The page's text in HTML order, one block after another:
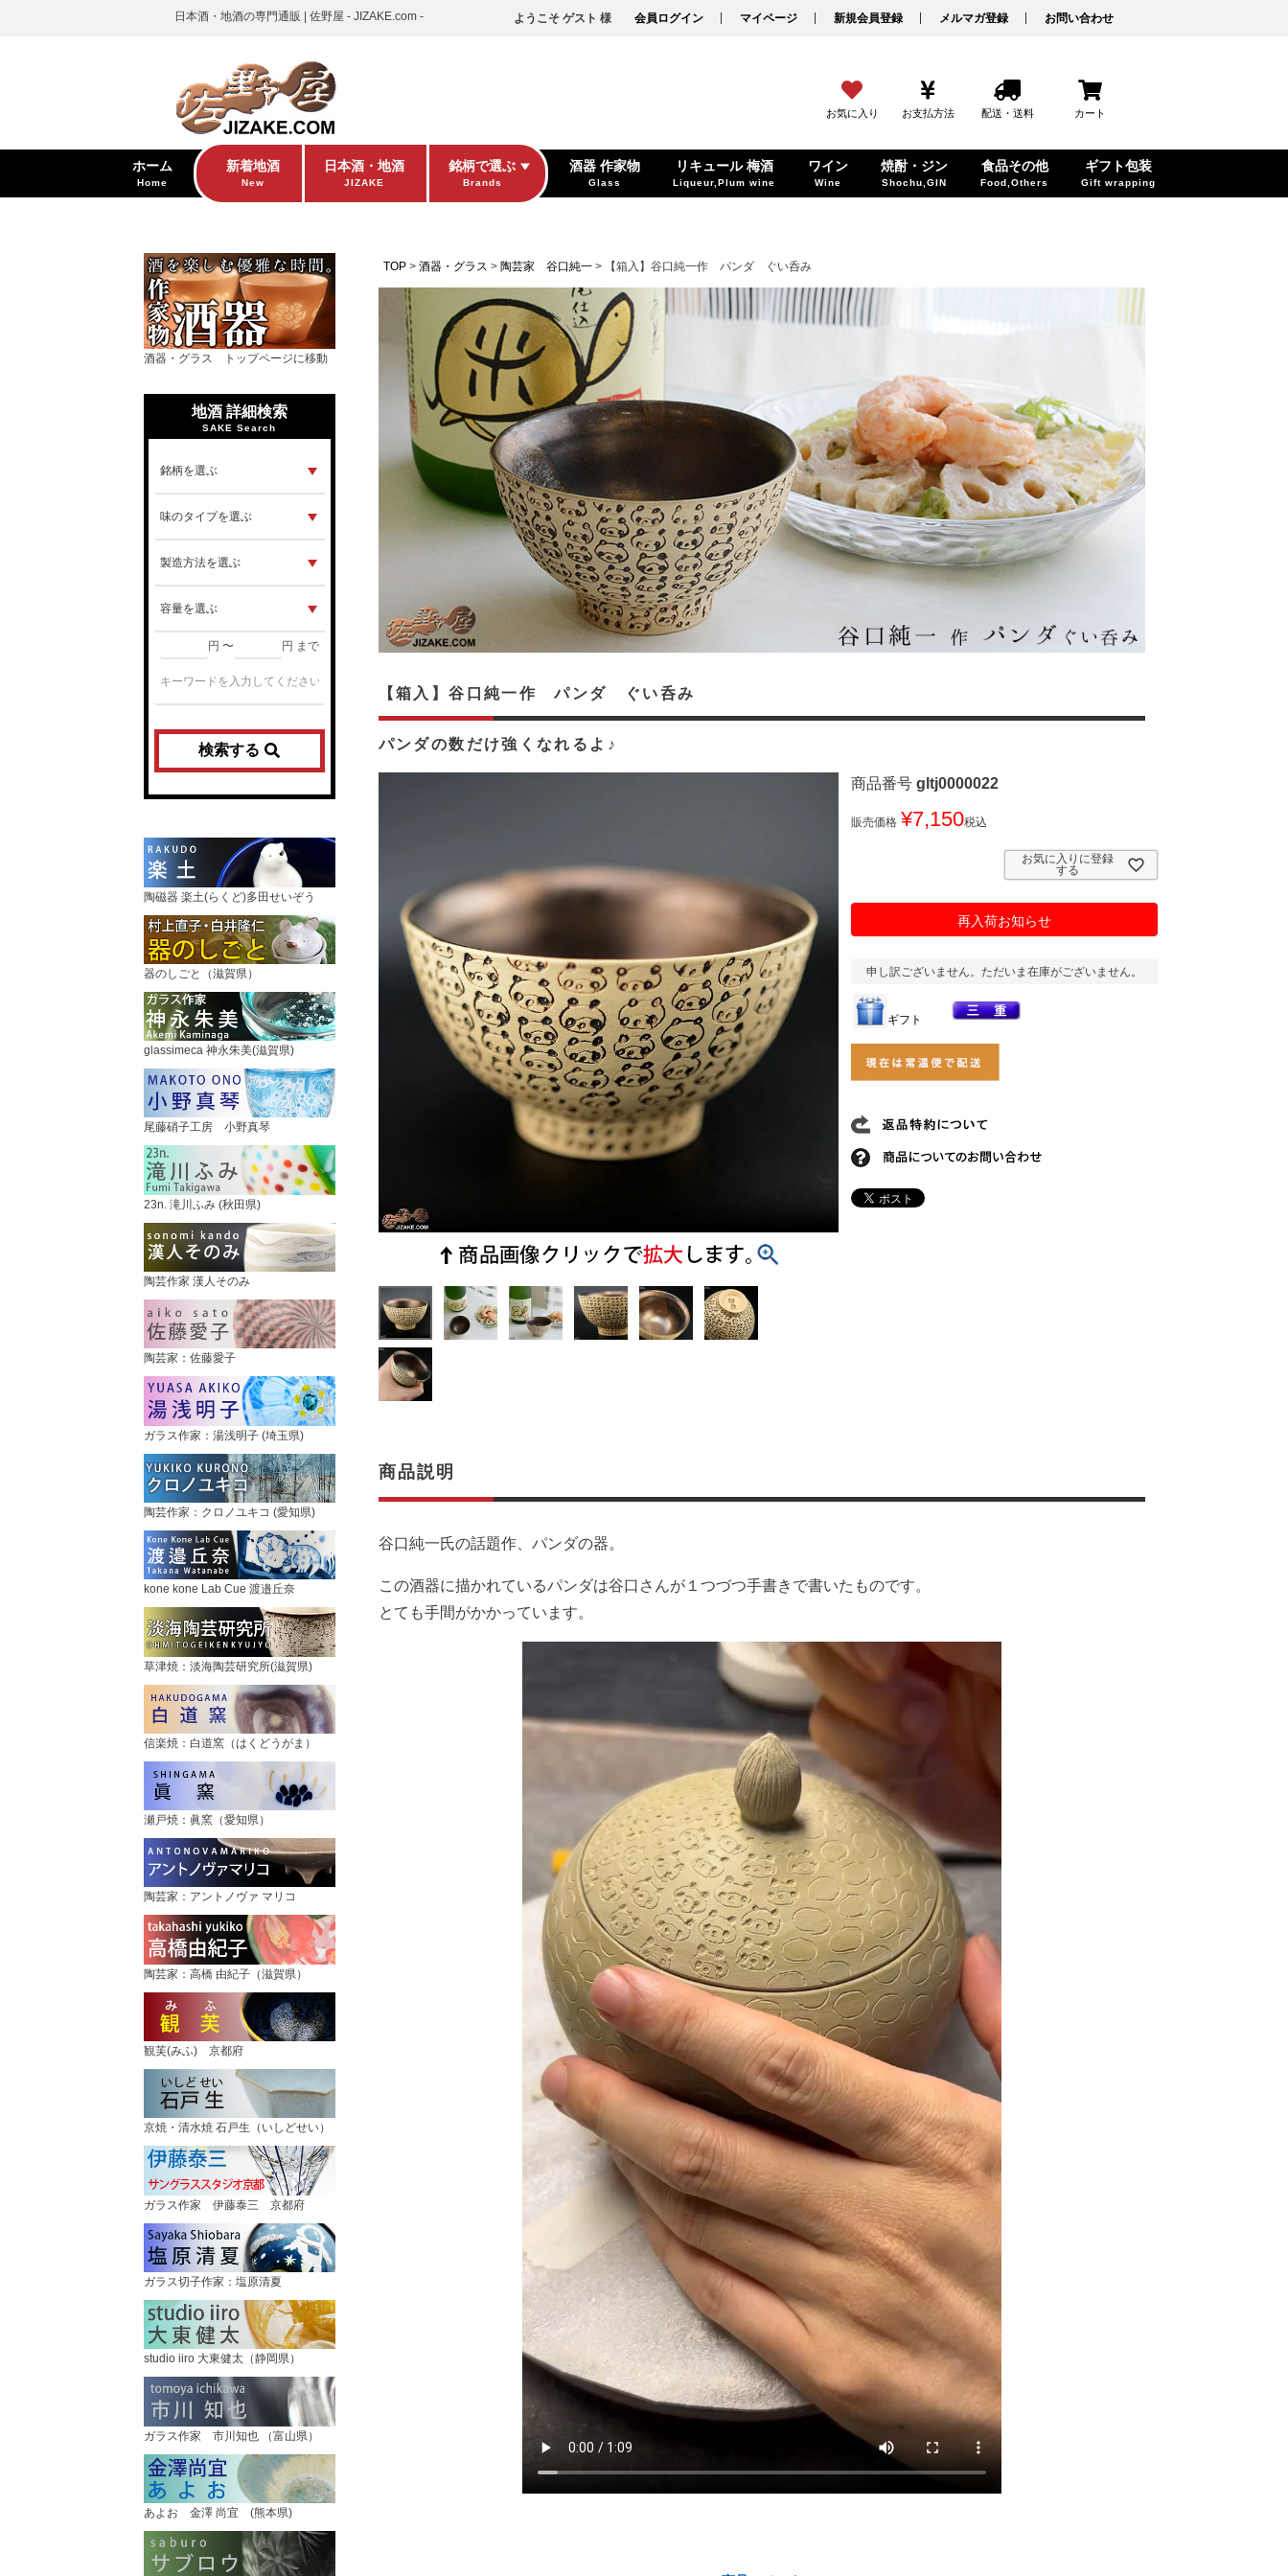
日本酒・地酒の専門通販 | 佐野屋 - JIZAKE.com - ようこそ ゲスト 様 会員ログイン マイページ 新規会員登録 メルマガ登録 お問い合わせ
お気に入り お支払方法 配送・送料 カート
ホーム
Home
新着地酒
New
日本酒・地酒
JIZAKE
銘柄で選ぶ
Brands
酒器 作家物
Glass
リキュール 梅酒
Liqueur,Plum wine
ワイン
Wine
焼酎・ジン
Shochu,GIN
食品その他
Food,Others
ギフト包装
Gift wrapping
酒器・グラス トップページに移動
地酒 詳細検索
SAKE Search
円 〜 円 まで
検索する
陶磁器 楽土(らくど)多田せいぞう
器のしごと（滋賀県）
glassimeca 神永朱美(滋賀県)
尾藤硝子工房 小野真琴
23n. 滝川ふみ (秋田県)
陶芸作家 漢人そのみ
陶芸家：佐藤愛子
ガラス作家：湯浅明子 (埼玉県)
陶芸作家：クロノユキコ (愛知県)
kone kone Lab Cue 渡邉丘奈
草津焼：淡海陶芸研究所(滋賀県)
信楽焼：白道窯（はくどうがま）
瀬戸焼：眞窯（愛知県）
陶芸家：アントノヴァ マリコ
陶芸家：高橋 由紀子（滋賀県）
観芙(みふ) 京都府
京焼・清水焼 石戸生（いしどせい）
ガラス作家 伊藤泰三 京都府
ガラス切子作家：塩原清夏
studio iiro 大東健太（静岡県）
ガラス作家 市川知也 （富山県）
あよお 金澤 尚宜 (熊本県)
TOP 酒器・グラス 陶芸家 谷口純一 【箱入】谷口純一作 パンダ ぐい呑み
パンダの数だけ強くなれるよ♪
【箱入】谷口純一作 パンダ ぐい呑み
商品番号 gltj0000022
販売価格 ¥7,150税込
お気に入りに登録
する
再入荷お知らせ
申し訳ございません。ただいま在庫がございません。
ギフト
商品説明
谷口純一氏の話題作、パンダの器。
この酒器に描かれているパンダは谷口さんが１つづつ手書きで書いたものです。
とても手間がかかっています。